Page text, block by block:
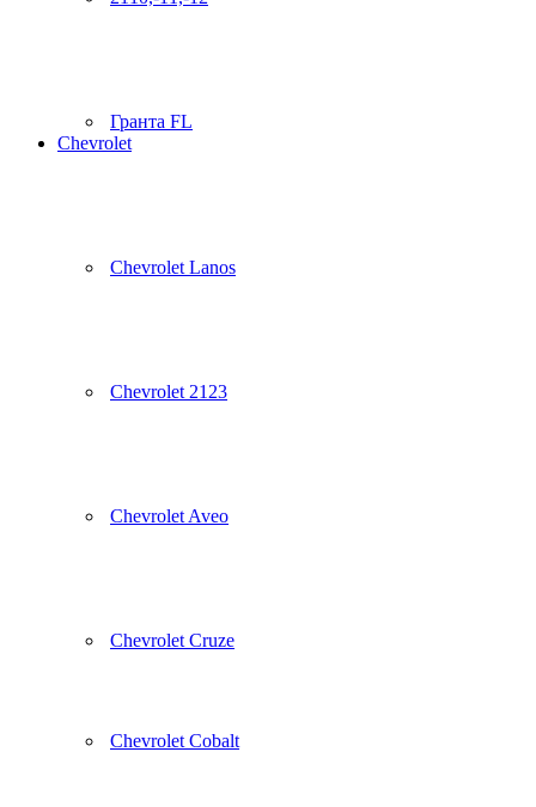
Гранта FL
Chevrolet
Chevrolet Lanos
Chevrolet 2123
Chevrolet Aveo
Chevrolet Cruze
Chevrolet Cobalt